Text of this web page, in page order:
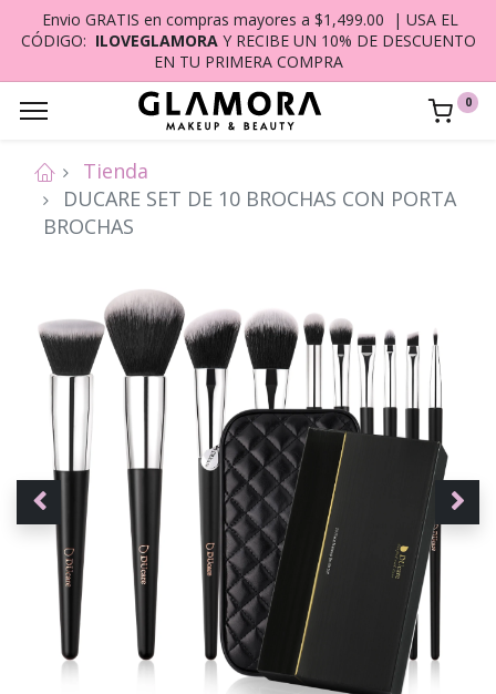
Envio GRATIS en compras mayores a $1,499.00 | USA EL
CÓDIGO: ILOVEGLAMORA Y RECIBE UN 10% DE DESCUENTO
EN TU PRIMERA COMPRA
0
Tienda
DUCARE SET DE 10 BROCHAS CON PORTA
BROCHAS